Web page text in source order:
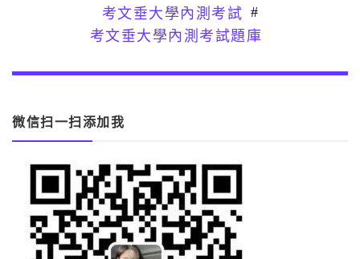
考文垂大學內測考試 #
考文垂大學內測考試題庫
微信扫一扫添加我